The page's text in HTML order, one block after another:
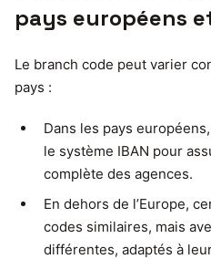
pays européens
Le branch code peut varier
pays :
Dans les pays
le système IBAN pour
complète des agences.
En dehors de l’Europe,
codes similaires, mais
différentes, adaptés à